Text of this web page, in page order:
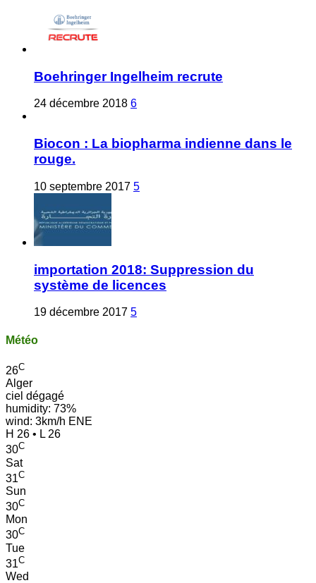
Boehringer Ingelheim recrute
24 décembre 2018 6
Biocon : La biopharma indienne dans le
rouge.
10 septembre 2017 5
importation 2018: Suppression du
système de licences
19 décembre 2017 5
Météo
26C
Alger
ciel dégagé
humidity: 73%
wind: 3km/h ENE
H 26 • L 26
30C
Sat
31C
Sun
30C
Mon
30C
Tue
31C
Wed